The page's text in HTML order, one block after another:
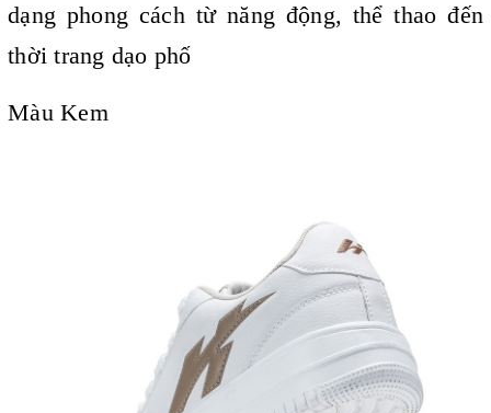
dạng phong cách từ năng động, thể thao đến
thời trang dạo phố
Màu Kem